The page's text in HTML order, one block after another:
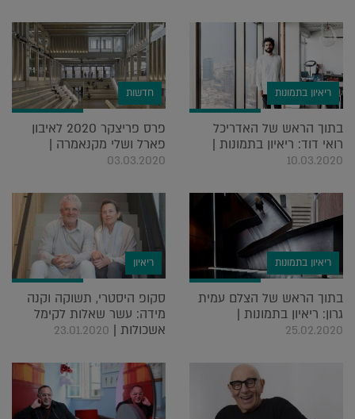
ריאיון בתמונות
בתוך הראש של האדריכל
רואי דוד: ריאיון בתמונות |
10.03.2020
חדשות
פרס פריצקר 2020 לאיבון
פארל ושלי מקנאמרה |
03.03.2020
ריאיון בתמונות
בתוך הראש של הצלם עמית
גרון: ריאיון בתמונות |
25.02.2020
ריאיון
סקופ היסטרי, תשוקה וקנה
מידה: עשר שאלות לקימל
אשכולות | 23.01.2020